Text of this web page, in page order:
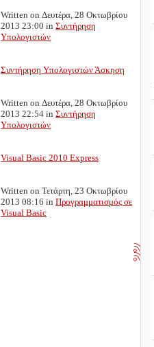
Written on Δευτέρα, 28 Οκτωβρίου
2013 23:00 in Συντήρηση
Υπολογιστών
Συντήρηση Υπολογιστών Άσκηση
Written on Δευτέρα, 28 Οκτωβρίου
2013 22:54 in Συντήρηση
Υπολογιστών
Visual Basic 2010 Express
Written on Τετάρτη, 23 Οκτωβρίου
2013 08:16 in Προγραμματισμός σε
Visual Basic